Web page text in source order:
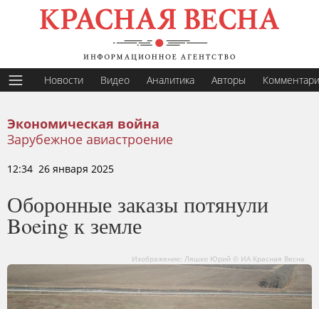
Новости Видео Аналитика Авторы
Экономическая война
Зарубежное авиастроение
12:34 26 января 2025
Оборонные заказы потянули
Boeing к земле
Изображение: Ляшко Юрий © ИА Красная Весна